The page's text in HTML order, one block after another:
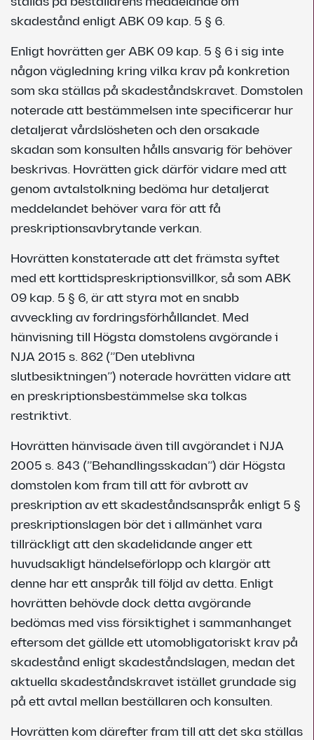
skadestånd enligt ABK 09 kap. 5 § 6.
Enligt hovrätten ger ABK 09 kap. 5 § 6 i sig inte
någon vägledning kring vilka krav på konkretion
som ska ställas på skadeståndskravet. Domstolen
noterade att bestämmelsen inte specificerar hur
detaljerat vårdslösheten och den orsakade
skadan som konsulten hålls ansvarig för behöver
beskrivas. Hovrätten gick därför vidare med att
genom avtalstolkning bedöma hur detaljerat
meddelandet behöver vara för att få
preskriptionsavbrytande verkan.
Hovrätten konstaterade att det främsta syftet
med ett korttidspreskriptionsvillkor, så som ABK
09 kap. 5 § 6, är att styra mot en snabb
avveckling av fordringsförhållandet. Med
hänvisning till Högsta domstolens avgörande i
NJA 2015 s. 862 (”Den uteblivna
slutbesiktningen”) noterade hovrätten vidare att
en preskriptionsbestämmelse ska tolkas
restriktivt.
Hovrätten hänvisade även till avgörandet i NJA
2005 s. 843 (”Behandlingsskadan”) där Högsta
domstolen kom fram till att för avbrott av
preskription av ett skadeståndsanspråk enligt 5 §
preskriptionslagen bör det i allmänhet vara
tillräckligt att den skadelidande anger ett
huvudsakligt händelseförlopp och klargör att
denne har ett anspråk till följd av detta. Enligt
hovrätten behövde dock detta avgörande
bedömas med viss försiktighet i sammanhanget
eftersom det gällde ett utomobligatoriskt krav på
skadestånd enligt skadeståndslagen, medan det
aktuella skadeståndskravet istället grundade sig
på ett avtal mellan beställaren och konsulten.
Hovrätten kom därefter fram till att det ska ställas